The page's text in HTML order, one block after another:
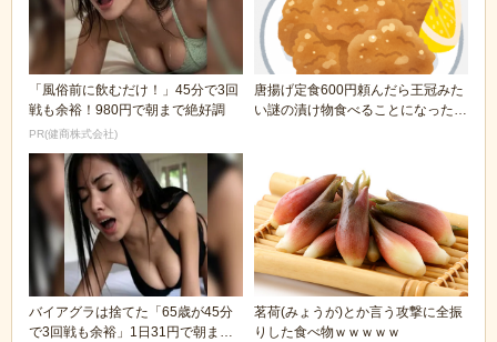
「風俗前に飲むだけ！」45分で3回
戦も余裕！980円で朝まで絶好調
PR(健商株式会社)
唐揚げ定食600円頼んだら王冠みた
い謎の漬け物食べることになったん
バイアグラは捨てた「65歳が45分
で3回戦も余裕」1日31円で朝まで
茗荷(みょうが)とか言う攻撃に全振
りした食べ物ｗｗｗｗｗ